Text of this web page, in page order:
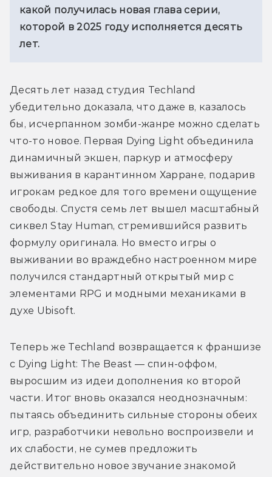
какой получилась новая глава серии,
которой в 2025 году исполняется десять
лет.
Десять лет назад студия Techland
убедительно доказала, что даже в, казалось
бы, исчерпанном зомби-жанре можно сделать
что-то новое. Первая Dying Light объединила
динамичный экшен, паркур и атмосферу
выживания в карантинном Харране, подарив
игрокам редкое для того времени ощущение
свободы. Спустя семь лет вышел масштабный
сиквел Stay Human, стремившийся развить
формулу оригинала. Но вместо игры о
выживании во враждебно настроенном мире
получился стандартный открытый мир с
элементами RPG и модными механиками в
духе Ubisoft.
Теперь же Techland возвращается к франшизе
с Dying Light: The Beast — спин-оффом,
выросшим из идеи дополнения ко второй
части. Итог вновь оказался неоднозначным:
пытаясь объединить сильные стороны обеих
игр, разработчики невольно воспроизвели и
их слабости, не сумев предложить
действительно новое звучание знакомой